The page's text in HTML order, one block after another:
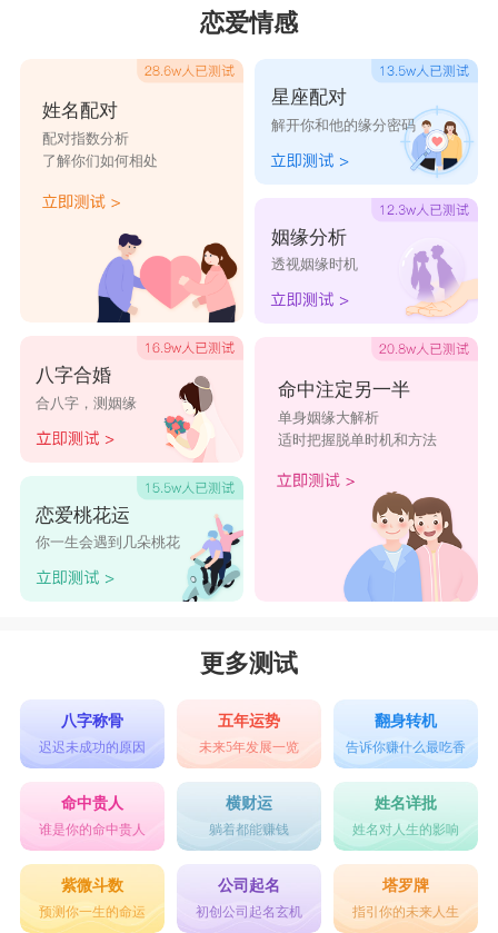
实味 同贵
和逸 旋极
恋爱情感
姓名配对
配对指数分析
了解你们如何相处
八字合婚
合八字，测姻缘
恋爱桃花运
你一生会遇到几朵桃花
星座配对
解开你和他的缘分密码
姻缘分析
透视姻缘时机
命中注定另一半
单身姻缘大解析
适时把握脱单时机和方法
更多测试
八字称骨
迟迟未成功的原因
五年运势
未来5年发展一览
翻身转机
告诉你赚什么最吃香
命中贵人
谁是你的命中贵人
横财运
躺着都能赚钱
姓名详批
姓名对人生的影响
紫微斗数
预测你一生的命运
公司起名
初创公司起名玄机
塔罗牌
指引你的未来人生